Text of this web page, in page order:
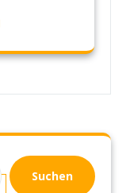
Suchen